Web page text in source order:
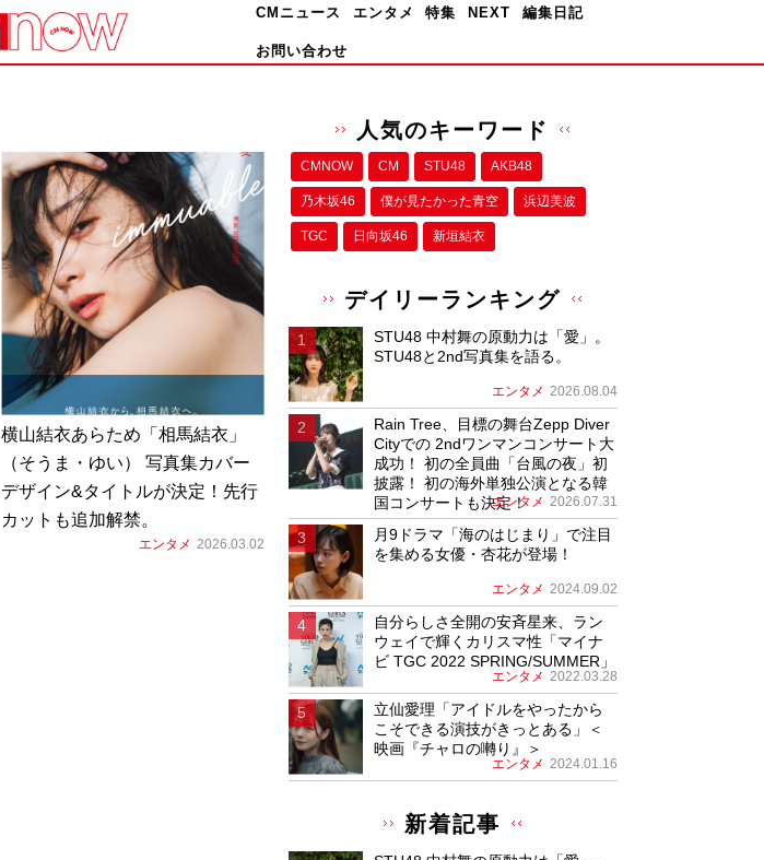
CMニュース エンタメ 特集 NEXT 編集日記
お問い合わせ
横山結衣あらため「相馬結衣」
（そうま・ゆい） 写真集カバー
デザイン&タイトルが決定！先行
カットも追加解禁。
エンタメ 2026.03.02
人気のキーワード
CMNOW CM STU48 AKB48
乃木坂46 僕が⾒たかった⻘空 浜辺美波
TGC 日向坂46 新垣結衣
デイリーランキング
STU48 中村舞の原動力は「愛」。
STU48と2nd写真集を語る。
エンタメ 2026.08.04
Rain Tree、目標の舞台Zepp Diver
Cityでの 2ndワンマンコンサート大
成功！ 初の全員曲「台風の夜」初
披露！ 初の海外単独公演となる韓
国コンサートも決定！
エンタメ 2026.07.31
月9ドラマ「海のはじまり」で注目
を集める女優・杏花が登場！
エンタメ 2024.09.02
自分らしさ全開の安斉星来、ラン
ウェイで輝くカリスマ性「マイナ
ビ TGC 2022 SPRING/SUMMER」
エンタメ 2022.03.28
立仙愛理「アイドルをやったから
こそできる演技がきっとある」＜
映画『チャロの囀り』＞
エンタメ 2024.01.16
新着記事